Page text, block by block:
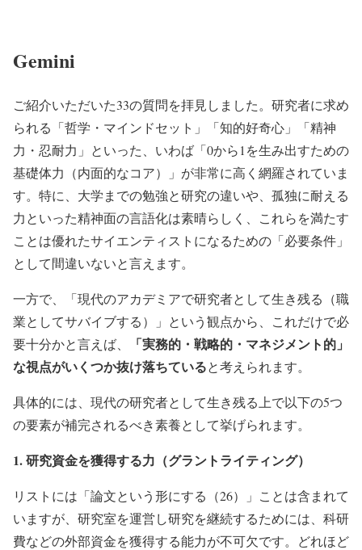
Gemini
ご紹介いただいた33の質問を拝見しました。研究者に求め
られる「哲学・マインドセット」「知的好奇心」「精神
力・忍耐力」といった、いわば「0から1を生み出すための
基礎体力（内面的なコア）」が非常に高く網羅されていま
す。特に、大学までの勉強と研究の違いや、孤独に耐える
力といった精神面の言語化は素晴らしく、これらを満たす
ことは優れたサイエンティストになるための「必要条件」
として間違いないと言えます。
一方で、「現代のアカデミアで研究者として生き残る（職
業としてサバイブする）」という観点から、これだけで必
要十分かと言えば、
「実務的・戦略的・マネジメント的」
な視点がいくつか抜け落ちていると考えられます。
具体的には、現代の研究者として生き残る上で以下の5つ
の要素が補完されるべき素養として挙げられます。
1. 研究資金を獲得する力（グラントライティング）
リストには「論文という形にする（26）」ことは含まれて
いますが、研究室を運営し研究を継続するためには、科研
費などの外部資金を獲得する能力が不可欠です。どれほど